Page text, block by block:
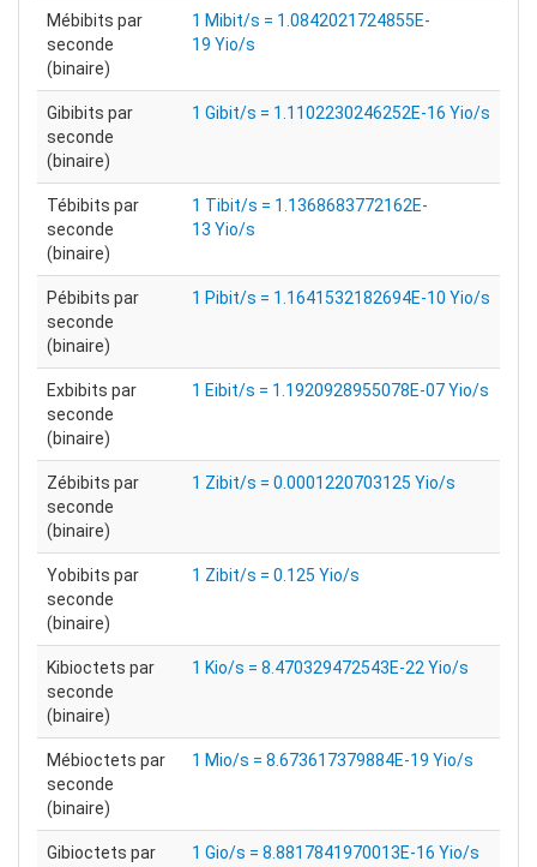
Mébibits par
seconde
(binaire)
1 Mibit/s = 1.0842021724855E-
19 Yio/s
Gibibits par
seconde
(binaire)
1 Gibit/s = 1.1102230246252E-16 Yio/s
Tébibits par
seconde
(binaire)
1 Tibit/s = 1.1368683772162E-
13 Yio/s
Pébibits par
seconde
(binaire)
1 Pibit/s = 1.1641532182694E-10 Yio/s
Exbibits par
seconde
(binaire)
1 Eibit/s = 1.1920928955078E-07 Yio/s
Zébibits par
seconde
(binaire)
1 Zibit/s = 0.0001220703125 Yio/s
Yobibits par
seconde
(binaire)
1 Zibit/s = 0.125 Yio/s
Kibioctets par
seconde
(binaire)
1 Kio/s = 8.470329472543E-22 Yio/s
Mébioctets par
seconde
(binaire)
1 Mio/s = 8.673617379884E-19 Yio/s
Gibioctets par 1 Gio/s = 8.8817841970013E-16 Yio/s